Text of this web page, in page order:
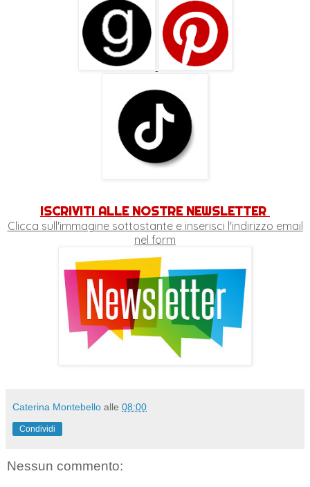
ISCRIVITI ALLE NOSTRE NEWSLETTER
Clicca sull'immagine sottostante e inserisci l'indirizzo email
nel form
Caterina Montebello alle 08:00
Condividi
Nessun commento: